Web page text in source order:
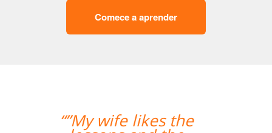
Comece a aprender
“”I was really happy